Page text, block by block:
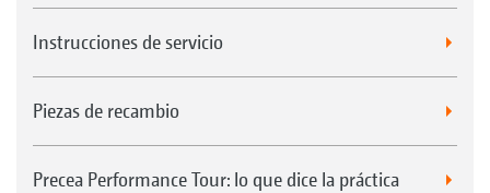
Instrucciones de servicio
Piezas de recambio
Precea Performance Tour: lo que dice la práctica